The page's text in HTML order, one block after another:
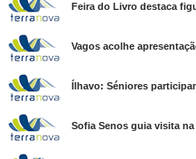
Feira do Livro destaca
Vagos acolhe
Ílhavo: Séniores
Sofia Senos guia visita